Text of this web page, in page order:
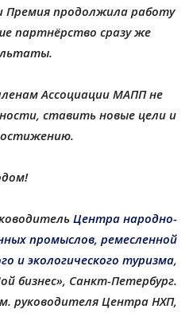
Премия продолжила работу
партнёрство сразу же
Ассоциации МАПП не
ставить новые цели и
Центра народно-
промыслов, ремесленной
и экологического туризма,
бизнес», Санкт-Петербург.
руководителя Центра НХП,